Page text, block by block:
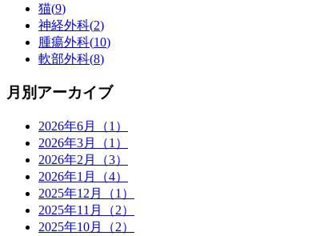
猫(9)
神経外科(2)
腫瘍外科(10)
軟部外科(8)
月別アーカイブ
2026年6月（1）
2026年3月（1）
2026年2月（3）
2026年1月（4）
2025年12月（1）
2025年11月（2）
2025年10月（2）